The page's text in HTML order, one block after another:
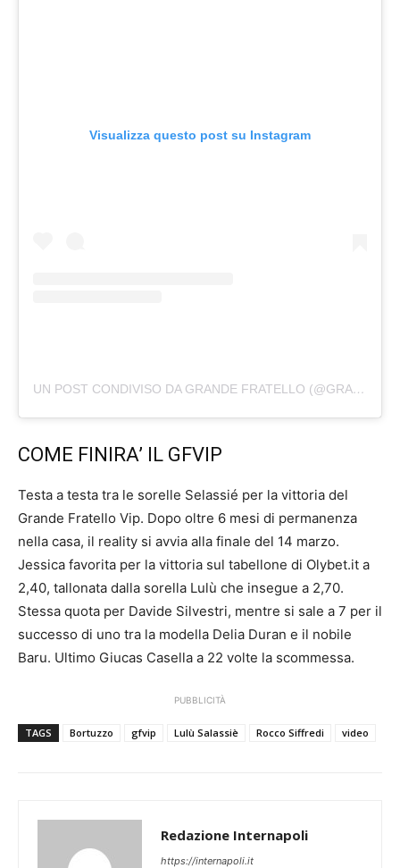
Visualizza questo post su Instagram
UN POST CONDIVISO DA GRANDE FRATELLO (@GRANDEFRATELLOTV)
COME FINIRA’ IL GFVIP
Testa a testa tra le sorelle Selassié per la vittoria del
Grande Fratello Vip. Dopo oltre 6 mesi di permanenza
nella casa, il reality si avvia alla finale del 14 marzo.
Jessica favorita per la vittoria sul tabellone di Olybet.it a
2,40, tallonata dalla sorella Lulù che insegue a 2,70.
Stessa quota per Davide Silvestri, mentre si sale a 7 per il
successo di uno tra la modella Delia Duran e il nobile
Baru. Ultimo Giucas Casella a 22 volte la scommessa.
PUBBLICITÀ
TAGS Bortuzzo gfvip Lulù Salassiè Rocco Siffredi video
Redazione Internapoli
https://internapoli.it